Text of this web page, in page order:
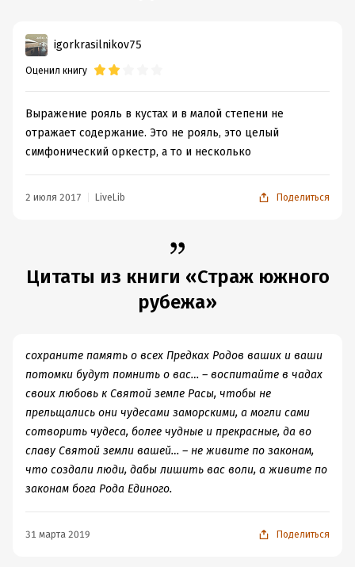
igorkrasilnikov75
Оценил книгу
Выражение рояль в кустах и в малой степени не
отражает содержание. Это не рояль, это целый
симфонический оркестр, а то и несколько
2 июля 2017 LiveLib Поделиться
Цитаты из книги «Страж южного
рубежа»
сохраните память о всех Предках Родов ваших и ваши
потомки будут помнить о вас… – воспитайте в чадах
своих любовь к Святой земле Расы, чтобы не
прельщались они чудесами заморскими, а могли сами
сотворить чудеса, более чудные и прекрасные, да во
славу Святой земли вашей… – не живите по законам,
что создали люди, дабы лишить вас воли, а живите по
законам бога Рода Единого.
31 марта 2019 Поделиться